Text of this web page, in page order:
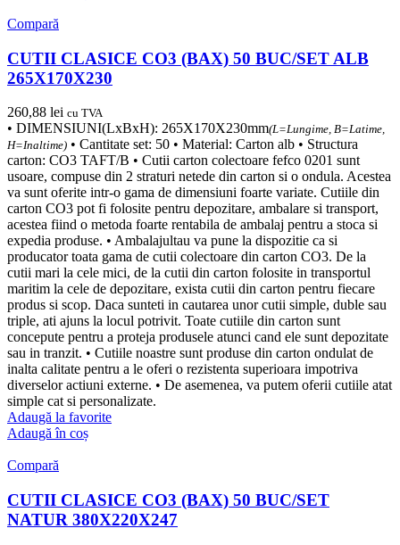
Compară
CUTII CLASICE CO3 (BAX) 50 BUC/SET ALB
265X170X230
260,88 lei cu TVA
• DIMENSIUNI(LxBxH): 265X170X230mm(L=Lungime, B=Latime,
H=Inaltime) • Cantitate set: 50 • Material: Carton alb • Structura
carton: CO3 TAFT/B • Cutii carton colectoare fefco 0201 sunt
usoare, compuse din 2 straturi netede din carton si o ondula. Acestea
va sunt oferite intr-o gama de dimensiuni foarte variate. Cutiile din
carton CO3 pot fi folosite pentru depozitare, ambalare si transport,
acestea fiind o metoda foarte rentabila de ambalaj pentru a stoca si
expedia produse. • Ambalajultau va pune la dispozitie ca si
producator toata gama de cutii colectoare din carton CO3. De la
cutii mari la cele mici, de la cutii din carton folosite in transportul
maritim la cele de depozitare, exista cutii din carton pentru fiecare
produs si scop. Daca sunteti in cautarea unor cutii simple, duble sau
triple, ati ajuns la locul potrivit. Toate cutiile din carton sunt
concepute pentru a proteja produsele atunci cand ele sunt depozitate
sau in tranzit. • Cutiile noastre sunt produse din carton ondulat de
inalta calitate pentru a le oferi o rezistenta superioara impotriva
diverselor actiuni externe. • De asemenea, va putem oferii cutiile atat
simple cat si personalizate.
Adaugă la favorite
Adaugă în coș
Compară
CUTII CLASICE CO3 (BAX) 50 BUC/SET
NATUR 380X220X247